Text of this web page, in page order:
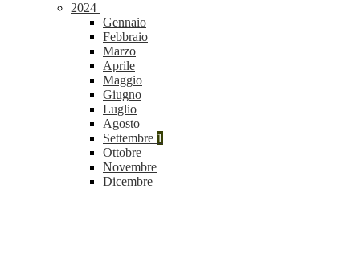
2024
Gennaio
Febbraio
Marzo
Aprile
Maggio
Giugno
Luglio
Agosto
Settembre 1
Ottobre
Novembre
Dicembre